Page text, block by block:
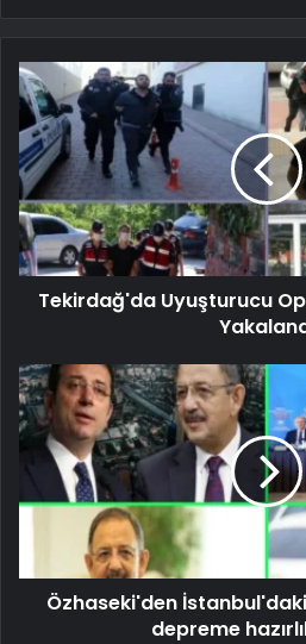
Tekirdağ'da Uyuşturucu
Özhaseki'den
depreme